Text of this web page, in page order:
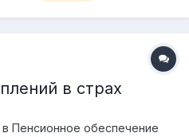
в страх
Пенсионное обеспечение